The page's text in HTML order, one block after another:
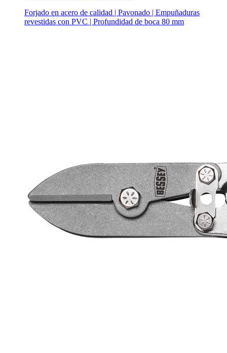
Forjado en acero de calidad | Pavonado | Empuñaduras
revestidas con PVC | Profundidad de boca 80 mm